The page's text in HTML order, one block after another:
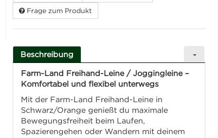
Frage zum Produkt
Beschreibung
Farm-Land Freihand-Leine / Joggingleine –
Komfortabel und flexibel unterwegs
Mit der Farm-Land Freihand-Leine in
Schwarz/Orange genießt du maximale
Bewegungsfreiheit beim Laufen,
Spazierengehen oder Wandern mit deinem